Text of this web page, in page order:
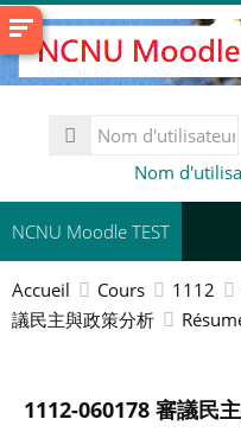
Passer
au
contenu
Nom
d'utilisateur
Nom
NCNU Moodle TEST
Français ‎(fr)‎
Accueil Cours 1112
議民主與政策分析
1112-060178 審議民